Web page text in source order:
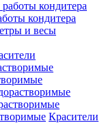
кондитера
и весы
Красители